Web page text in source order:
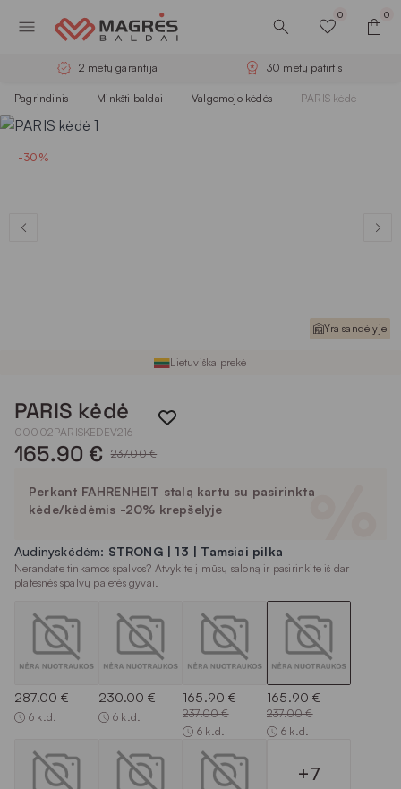
0 0
2 metų garantija 30 metų patirtis
Pagrindinis Minkšti baldai Valgomojo kėdės PARIS kėdė
-30%
Yra sandėlyje
Lietuviška prekė
PARIS kėdė
00002PARISKEDEV216
165.90 € 237.00 €
Perkant FAHRENHEIT stalą kartu su pasirinkta
kėde/kėdėmis -20% krepšelyje
Audinyskėdėm: STRONG | 13 | Tamsiai pilka
Nerandate tinkamos spalvos? Atvykite į mūsų saloną ir pasirinkite iš dar
platesnės spalvų paletės gyvai.
287.00 €
6 k.d.
230.00 €
6 k.d.
165.90 €
237.00 €
6 k.d.
165.90 €
237.00 €
6 k.d.
+7